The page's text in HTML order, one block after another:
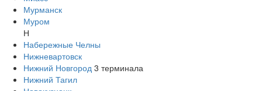
Мурманск
Муром
Н
Набережные Челны
Нижневартовск
Нижний Новгород 3 терминала
Нижний Тагил